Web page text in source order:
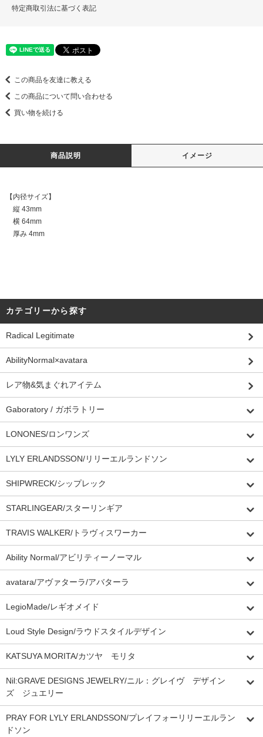
特定商取引法に基づく表記
この商品を友達に教える
この商品について問い合わせる
買い物を続ける
商品説明 イメージ
【内径サイズ】
縦 43mm
横 64mm
厚み 4mm
カテゴリーから探す
Radical Legitimate
AbilityNormal×avatara
レア物&気まぐれアイテム
Gaboratory / ガボラトリー
LONONES/ロンワンズ
LYLY ERLANDSSON/リリーエルランドソン
SHIPWRECK/シップレック
STARLINGEAR/スターリンギア
TRAVIS WALKER/トラヴィスワーカー
Ability Normal/アビリティーノーマル
avatara/アヴァターラ/アバターラ
LegioMade/レギオメイド
Loud Style Design/ラウドスタイルデザイン
KATSUYA MORITA/カツヤ モリタ
Nil:GRAVE DESIGNS JEWELRY/ニル：グレイヴ デザイン
ズ ジュエリー
PRAY FOR LYLY ERLANDSSON/プレイフォーリリーエルラン
ドソン